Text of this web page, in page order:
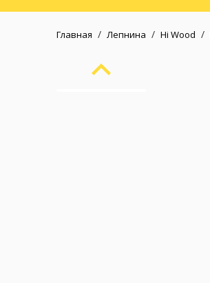
Избранное:0
Каталог
Главная / Лепнина / Hi Wood /